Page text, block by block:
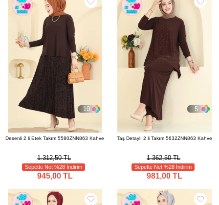
10
Desenli 2 li Etek Takım 5580ZNN863 Kahve
1.312,50 TL
Sepette Net %28 İndirim
945,00 TL
5
Taş Detaylı 2 li Takım 5632ZNN863 Kahve
1.362,50 TL
Sepette Net %28 İndirim
981,00 TL